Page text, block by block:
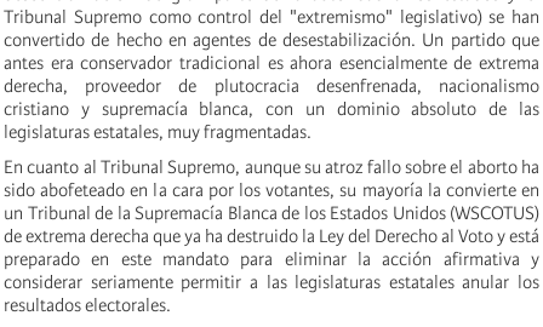
Tribunal Supremo como control del "extremismo" legislativo) se han
convertido de hecho en agentes de desestabilización. Un partido que
antes era conservador tradicional es ahora esencialmente de extrema
derecha, proveedor de plutocracia desenfrenada, nacionalismo
cristiano y supremacía blanca, con un dominio absoluto de las
legislaturas estatales, muy fragmentadas.
En cuanto al Tribunal Supremo, aunque su atroz fallo sobre el aborto ha
sido abofeteado en la cara por los votantes, su mayoría la convierte en
un Tribunal de la Supremacía Blanca de los Estados Unidos (WSCOTUS)
de extrema derecha que ya ha destruido la Ley del Derecho al Voto y está
preparado en este mandato para eliminar la acción afirmativa y
considerar seriamente permitir a las legislaturas estatales anular los
resultados electorales.